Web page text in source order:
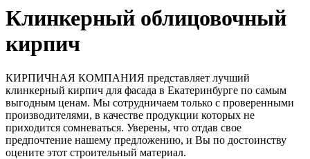
Клинкерный облицовочный
кирпич
КИРПИЧНАЯ КОМПАНИЯ представляет лучший
клинкерный кирпич для фасада в Екатеринбурге по самым
выгодным ценам. Мы сотрудничаем только с проверенными
производителями, в качестве продукции которых не
приходится сомневаться. Уверены, что отдав свое
предпочтение нашему предложению, и Вы по достоинству
оцените этот строительный материал.